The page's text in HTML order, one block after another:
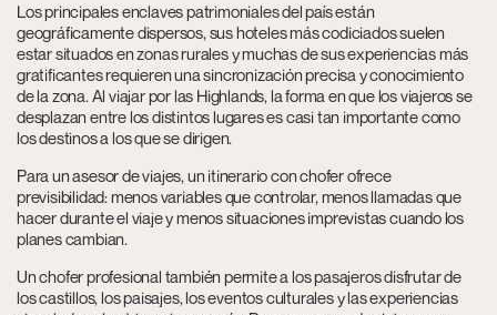
Los principales enclaves patrimoniales del país están
geográficamente dispersos, sus hoteles más codiciados suelen
estar situados en zonas rurales y muchas de sus experiencias más
gratificantes requieren una sincronización precisa y conocimiento
de la zona. Al viajar por las Highlands, la forma en que los viajeros se
desplazan entre los distintos lugares es casi tan importante como
los destinos a los que se dirigen.
Para un asesor de viajes, un itinerario con chofer ofrece
previsibilidad: menos variables que controlar, menos llamadas que
hacer durante el viaje y menos situaciones imprevistas cuando los
planes cambian.
Un chofer profesional también permite a los pasajeros disfrutar de
los castillos, los paisajes, los eventos culturales y las experiencias